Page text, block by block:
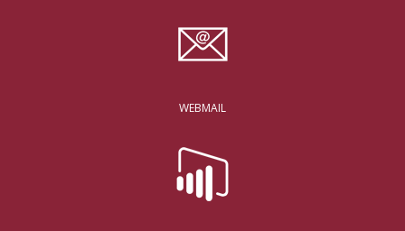
WEBMAIL